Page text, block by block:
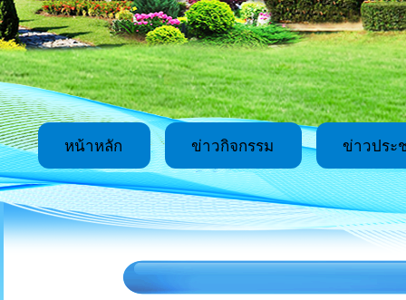
หน้าหลัก ข่าวกิจกรรม ข่าวประ